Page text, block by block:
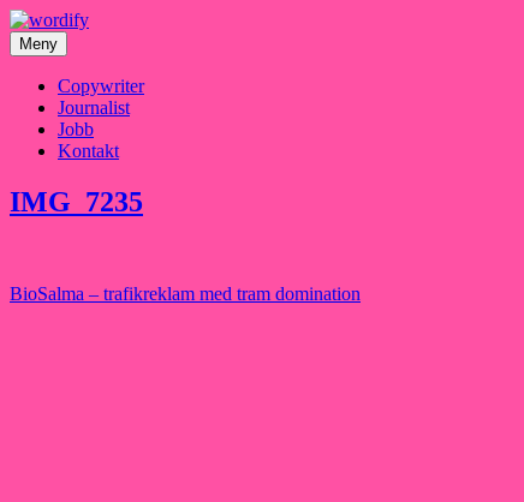
Hoppa
till
innehåll
Meny
Copywriter
Journalist
Jobb
Kontakt
IMG_7235
Inläggsnavigering
BioSalma – trafikreklam med tram domination